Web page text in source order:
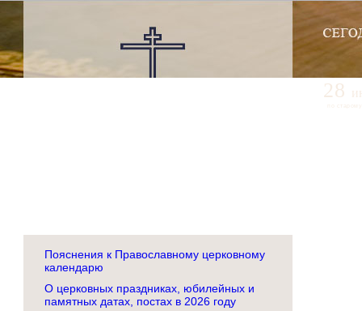
Пояснения к Православному церковному
календарю
О церковных праздниках, юбилейных и
памятных датах, постах в 2026 году
28
по